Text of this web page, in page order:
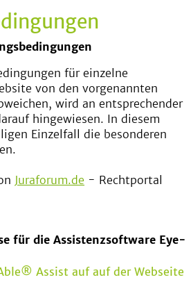
für einzelne
von den vorgenannten
wird an entsprechender
hingewiesen. In diesem
Einzelfall die besonderen
Juraforum.de - Rechtportal
für die Assistenzsoftware Eye-
Assist auf auf der Webseite